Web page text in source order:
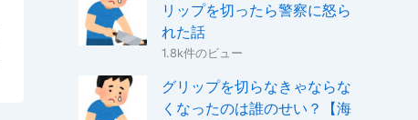
リップを切ったら警察に怒ら
れた話
1.8k件のビュー
グリップを切らなきゃならな
くなったのは誰のせい？【海